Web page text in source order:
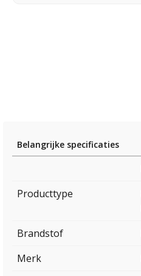
Belangrijke specificaties
Producttype
Brandstof
Merk